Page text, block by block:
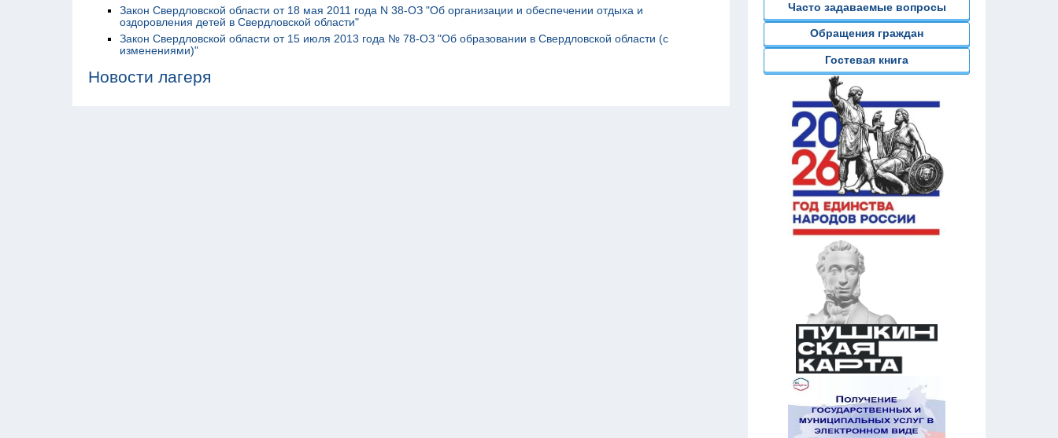
Закон Свердловской области от 18 мая 2011 года N 38-ОЗ "Об организации и обеспечении отдыха и
оздоровления детей в Свердловской области"
Закон Свердловской области от 15 июля 2013 года № 78-ОЗ "Об образовании в Свердловской области (с
изменениями)"
Новости лагеря
Часто задаваемые вопросы
Обращения граждан
Гостевая книга